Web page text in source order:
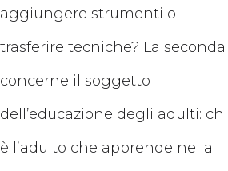
aggiungere strumenti o
trasferire tecniche? La seconda
concerne il soggetto
dell’educazione degli adulti: chi
è l’adulto che apprende nella